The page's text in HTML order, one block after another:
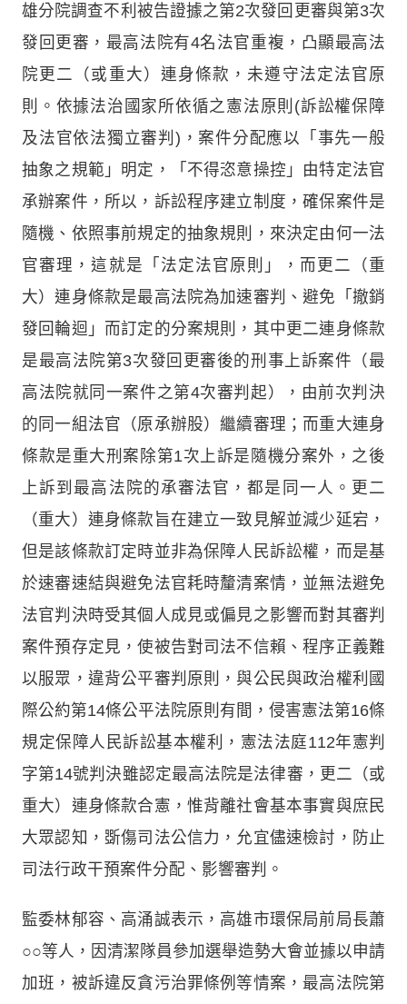
雄分院調查不利被告證據之第2次發回更審與第3次
發回更審，最高法院有4名法官重複，凸顯最高法
院更二（或重大）連身條款，未遵守法定法官原
則。依據法治國家所依循之憲法原則(訴訟權保障
及法官依法獨立審判)，案件分配應以「事先一般
抽象之規範」明定，「不得恣意操控」由特定法官
承辦案件，所以，訴訟程序建立制度，確保案件是
隨機、依照事前規定的抽象規則，來決定由何一法
官審理，這就是「法定法官原則」，而更二（重
大）連身條款是最高法院為加速審判、避免「撤銷
發回輪迴」而訂定的分案規則，其中更二連身條款
是最高法院第3次發回更審後的刑事上訴案件（最
高法院就同一案件之第4次審判起），由前次判決
的同一組法官（原承辦股）繼續審理；而重大連身
條款是重大刑案除第1次上訴是隨機分案外，之後
上訴到最高法院的承審法官，都是同一人。更二
（重大）連身條款旨在建立一致見解並減少延宕，
但是該條款訂定時並非為保障人民訴訟權，而是基
於速審速結與避免法官耗時釐清案情，並無法避免
法官判決時受其個人成見或偏見之影響而對其審判
案件預存定見，使被告對司法不信賴、程序正義難
以服眾，違背公平審判原則，與公民與政治權利國
際公約第14條公平法院原則有間，侵害憲法第16條
規定保障人民訴訟基本權利，憲法法庭112年憲判
字第14號判決雖認定最高法院是法律審，更二（或
重大）連身條款合憲，惟背離社會基本事實與庶民
大眾認知，斲傷司法公信力，允宜儘速檢討，防止
司法行政干預案件分配、影響審判。
監委林郁容、高涌誠表示，高雄市環保局前局長蕭
○○等人，因清潔隊員參加選舉造勢大會並據以申請
加班，被訴違反貪污治罪條例等情案，最高法院第